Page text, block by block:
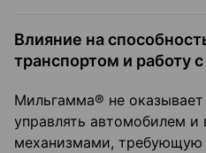
Влияние на
транспортом и работу
Мильгамма® не
управлять автомобилем и
механизмами, требующую